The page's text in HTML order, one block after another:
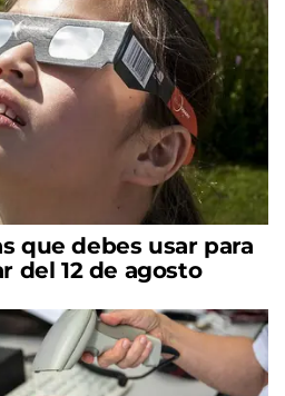
que debes usar para
del 12 de agosto